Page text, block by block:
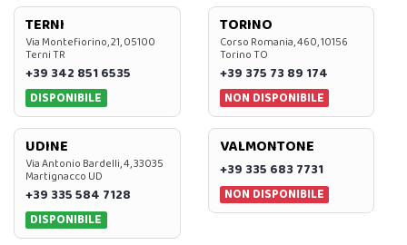
TERNI
Via Montefiorino, 21, 05100
Terni TR
+39 342 851 6535
DISPONIBILE
TORINO
Corso Romania, 460, 10156
Torino TO
+39 375 73 89 174
NON DISPONIBILE
UDINE
Via Antonio Bardelli, 4, 33035
Martignacco UD
+39 335 584 7128
DISPONIBILE
VALMONTONE
+39 335 683 7731
NON DISPONIBILE